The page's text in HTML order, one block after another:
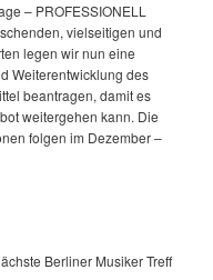
– PROFESSIONELL
vielseitigen und
legen wir nun eine
Weiterentwicklung des
beantragen, damit es
weitergehen kann. Die
folgen im Dezember –
Berliner Musiker Treff